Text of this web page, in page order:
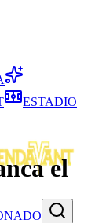
ESTADIO
el